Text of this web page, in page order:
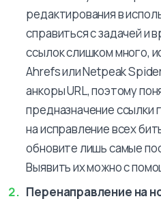
редактирования в
справиться с задачей и
ссылок слишком много,
Ahrefs или Netpeak
анкоры URL, поэтому
предназначение ссылки
на исправление всех
обновите лишь самые
Выявить их можно с
Перенаправление на